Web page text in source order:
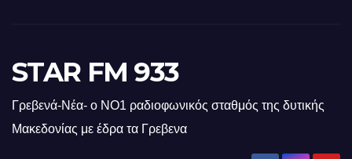
STAR FM 933
Γρεβενά-Νέα- ο ΝΟ1 ραδιοφωνικός σταθμός της δυτικής
Μακεδονίας με έδρα τα Γρεβενα